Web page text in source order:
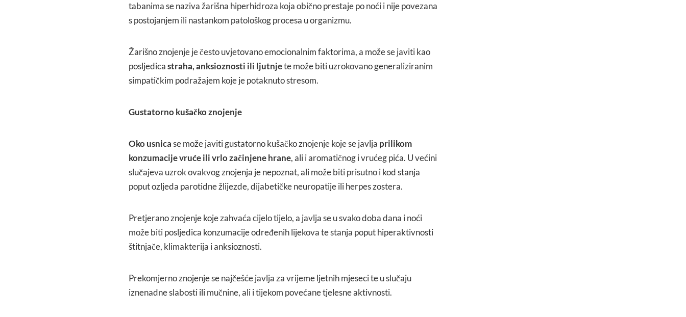
tabanima se naziva žarišna hiperhidroza koja obično prestaje po noći i nije povezana
s postojanjem ili nastankom patološkog procesa u organizmu.
Žarišno znojenje je često uvjetovano emocionalnim faktorima, a može se javiti kao
posljedicastraha, anksioznosti ili ljutnjete može biti uzrokovano generaliziranim
simpatičkim podražajem koje je potaknuto stresom.
Gustatorno kušačko znojenje
Oko usnicase može javiti gustatorno kušačko znojenje koje se javlja prilikom
konzumacije vruće ili vrlo začinjene hrane, ali i aromatičnog i vrućeg pića. U većini
slučajeva uzrok ovakvog znojenja je nepoznat, ali može biti prisutno i kod stanja
poput ozljeda parotidne žlijezde, dijabetičke neuropatije ili herpes zostera.
Pretjerano znojenje koje zahvaća cijelo tijelo, a javlja se u svako doba dana i noći
može biti posljedica konzumacije određenih lijekova te stanja poput hiperaktivnosti
štitnjače, klimakterija i anksioznosti.
Prekomjerno znojenje se najčešće javlja za vrijeme ljetnih mjeseci te u slučaju
iznenadne slabosti ili mučnine, ali i tijekom povećane tjelesne aktivnosti.